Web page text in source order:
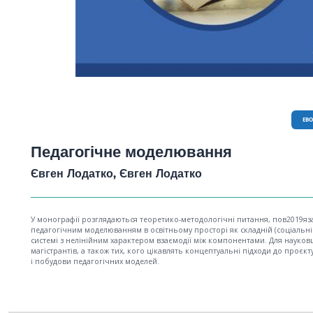
Педагогічне моделювання
Євген Лодатко, Євген Лодатко
У монографії розглядаються теоретико-методологічні питання,
педагогічним моделюванням в освітньому просторі як складній
системі з нелінійним характером взаємодії між компонентами. Для
магістрантів, а також тих, кого цікавлять концептуальні підходи до
і побудови педагогічних моделей.